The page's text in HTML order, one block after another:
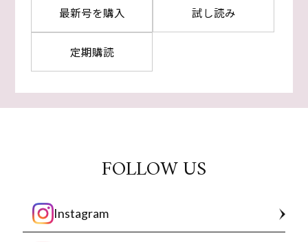
最新号を購入 試し読み
定期購読
FOLLOW US
Instagram